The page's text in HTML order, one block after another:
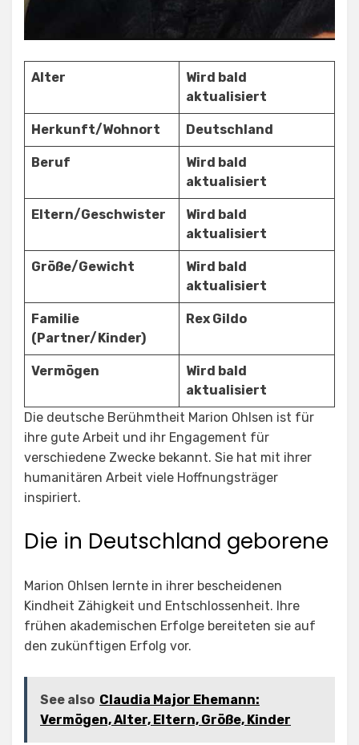
Alter
Wird bald
aktualisiert
Herkunft/Wohnort Deutschland
Beruf
Wird bald
aktualisiert
Eltern/Geschwister
Wird bald
aktualisiert
Größe/Gewicht
Wird bald
aktualisiert
Familie
(Partner/Kinder)
Rex Gildo
Vermögen
Wird bald
aktualisiert
Die deutsche Berühmtheit Marion Ohlsen ist für
ihre gute Arbeit und ihr Engagement für
verschiedene Zwecke bekannt. Sie hat mit ihrer
humanitären Arbeit viele Hoffnungsträger
inspiriert.
Die in Deutschland geborene
Marion Ohlsen lernte in ihrer bescheidenen
Kindheit Zähigkeit und Entschlossenheit. Ihre
frühen akademischen Erfolge bereiteten sie auf
den zukünftigen Erfolg vor.
See also Claudia Major Ehemann:
Vermögen, Alter, Eltern, Größe, Kinder